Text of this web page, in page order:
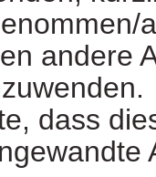
andere
dass